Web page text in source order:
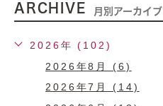
ARCHIVE 月別アーカイブ
2026年 (102)
2026年8月 (6)
2026年7月 (14)